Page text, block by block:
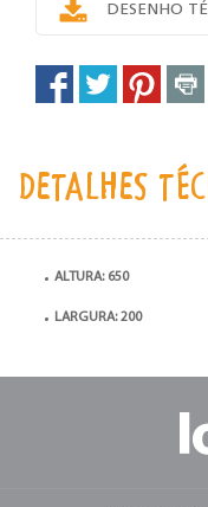
DESENHO
DETALHES
ALTURA: 650
LARGURA: 200